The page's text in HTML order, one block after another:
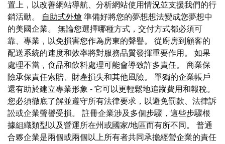
置上，以改善網站導航、分析網站使用情況並支援我們的行
銷活動。
自助式外燴 準備好將您的夢想想法變成您夢想中
的美國企業。 無論您選擇哪種方式，交付方式都必須可
靠、專業，以免損害您作為房東的聲譽。 從廚房到顧客的
配送系統的速度和效率將對服務品質發揮重要作用。 如果
處理不當，食品和飲料處理可能會導致許多責任。 商業保
險承保責任索賠、財產損失和其他風險。 單獨的企業帳戶
還有助於建立專業形象 - 它可以更輕鬆地追蹤費用和報稅。
您必須徹底了解並遵守所有法律要求，以避免罰款、法律訴
訟或企業聲譽受損。 註冊企業涉及多個步驟，這些步驟根
據組織類型以及營運所在州或國家/地區而有所不同。 普通
合夥企業是兩個或兩個以上所有者共同承擔經營企業的責任